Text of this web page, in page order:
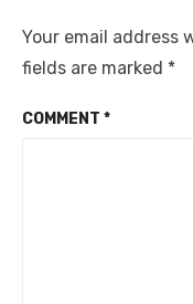
Your email address
fields are marked *
COMMENT *